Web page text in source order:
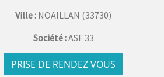
Ville : NOAILLAN (33730)
Société :ASF 33
PRISE DE RENDEZ VOUS